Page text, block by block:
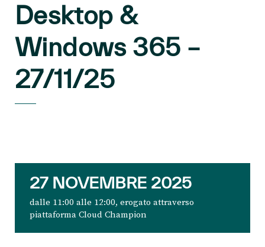
Desktop &
Windows 365 –
27/11/25
27 NOVEMBRE 2025
dalle 11:00 alle 12:00, erogato attraverso
piattaforma Cloud Champion